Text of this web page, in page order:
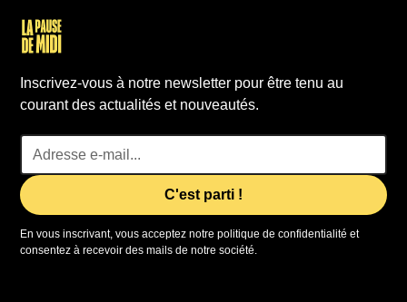
Inscrivez-vous à notre newsletter pour être tenu au
courant des actualités et nouveautés.
En vous inscrivant, vous acceptez notre politique de confidentialité et
consentez à recevoir des mails de notre société.